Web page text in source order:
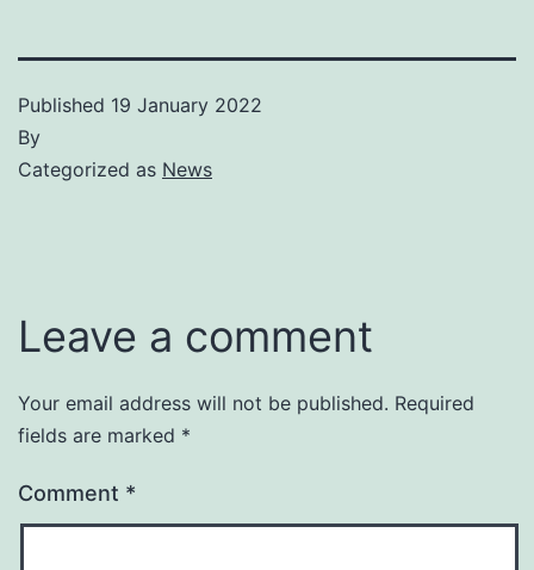
Published 19 January 2022
By
Categorized as News
Leave a comment
Your email address will not be published. Required
fields are marked *
Comment *